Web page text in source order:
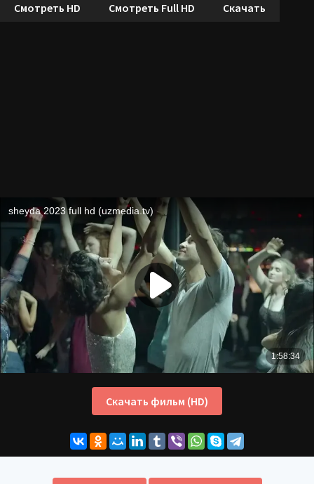
Смотреть HD Смотреть Full HD Скачать
Скачать фильм (HD)